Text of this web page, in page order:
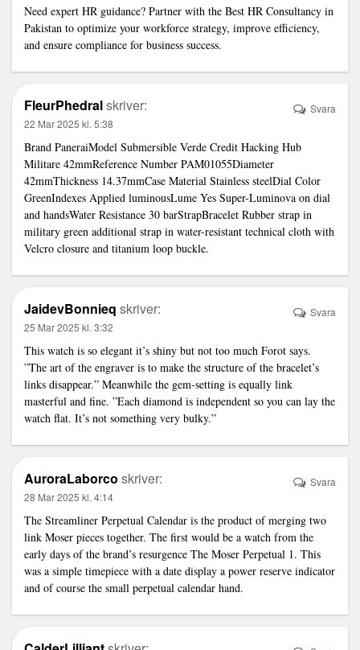
Need expert HR guidance? Partner with the Best HR Consultancy in
Pakistan to optimize your workforce strategy, improve efficiency,
and ensure compliance for business success.
FleurPhedralskriver:
22 Mar 2025 kl. 5:38
Brand PaneraiModel Submersible Verde Credit Hacking Hub
Militare 42mmReference Number PAM01055Diameter
42mmThickness 14.37mmCase Material Stainless steelDial Color
GreenIndexes Applied luminousLume Yes Super-Luminova on dial
and handsWater Resistance 30 barStrapBracelet Rubber strap in
military green additional strap in water-resistant technical cloth with
Velcro closure and titanium loop buckle.
Svara
JaidevBonnieq skriver:
25 Mar 2025 kl. 3:32
This watch is so elegant it’s shiny but not too much Forot says.
”The art of the engraver is to make the structure of the bracelet’s
links disappear.” Meanwhile the gem-setting is equally link
masterful and fine. ”Each diamond is independent so you can lay the
watch flat. It’s not something very bulky.”
Svara
AuroraLaborco skriver:
28 Mar 2025 kl. 4:14
The Streamliner Perpetual Calendar is the product of merging two
link Moser pieces together. The first would be a watch from the
early days of the brand’s resurgence The Moser Perpetual 1. This
was a simple timepiece with a date display a power reserve indicator
and of course the small perpetual calendar hand.
Svara